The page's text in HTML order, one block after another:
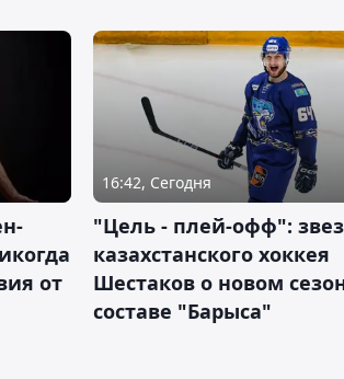
от
16:42, Сегодня
"Цель - плей-офф":
казахстанского хоккея
Шестаков о новом
составе "Барыса"